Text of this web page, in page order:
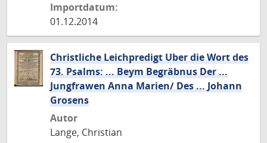
Importdatum:
01.12.2014
Christliche Leichpredigt Uber die Wort des
73. Psalms: ... Beym Begräbnus Der ...
Jungfrawen Anna Marien/ Des ... Johann
Grosens
Autor
Lange, Christian